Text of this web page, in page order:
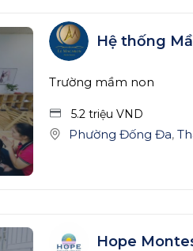
Hệ thống
Trường mầm non
5.2 triệu VND
Phường Đống Đa,
Hope